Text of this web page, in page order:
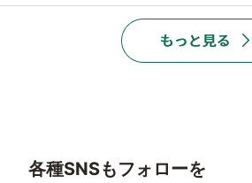
各種SNSもフォローを